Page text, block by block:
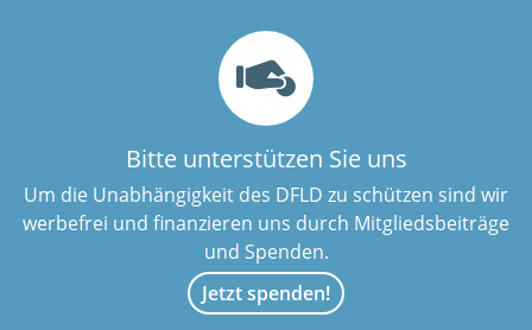
Bitte unterstützen Sie uns
Um die Unabhängigkeit des DFLD zu schützen sind wir
werbefrei und finanzieren uns durch Mitgliedsbeiträge
und Spenden.
Jetzt spenden!